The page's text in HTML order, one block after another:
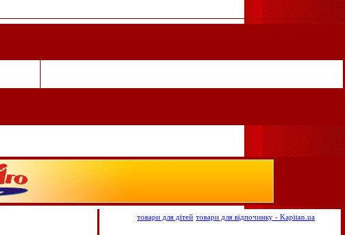
товари для дітей товари для відпочинку - Kapitan.ua